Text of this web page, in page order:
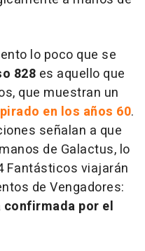
lo poco que se
828 es aquello que
que muestran un
en los años 60.
señalan a que
de Galactus, lo
Fantásticos viajarán
de Vengadores:
confirmada por el